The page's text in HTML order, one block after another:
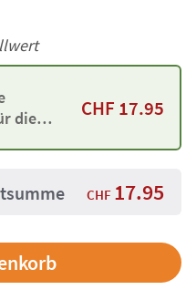
die
CHF 17.95
CHF 17.95